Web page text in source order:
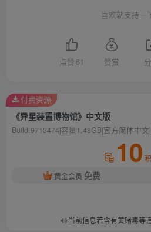
喜欢就支持一
点赞 61 赞赏
《异星装置博物馆》中文版
Build.9713474|容量1.48GB|官方简体中
10
黄金会员 免费
当前信息若含有黄赌毒等
付费资源